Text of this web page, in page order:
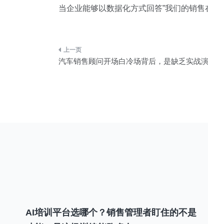
当企业能够以数据化方式回答”我们的销
文
汽车销售顾问开场白冷场背后，是缺乏实战
AI培训平台选哪个？销售管理者盯住的不是